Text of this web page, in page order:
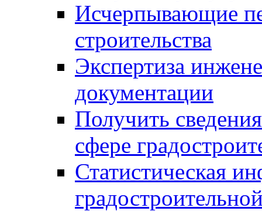
Исчерпывающие
строительства
Экспертиза
документации
Получить
сфере
Статистическая